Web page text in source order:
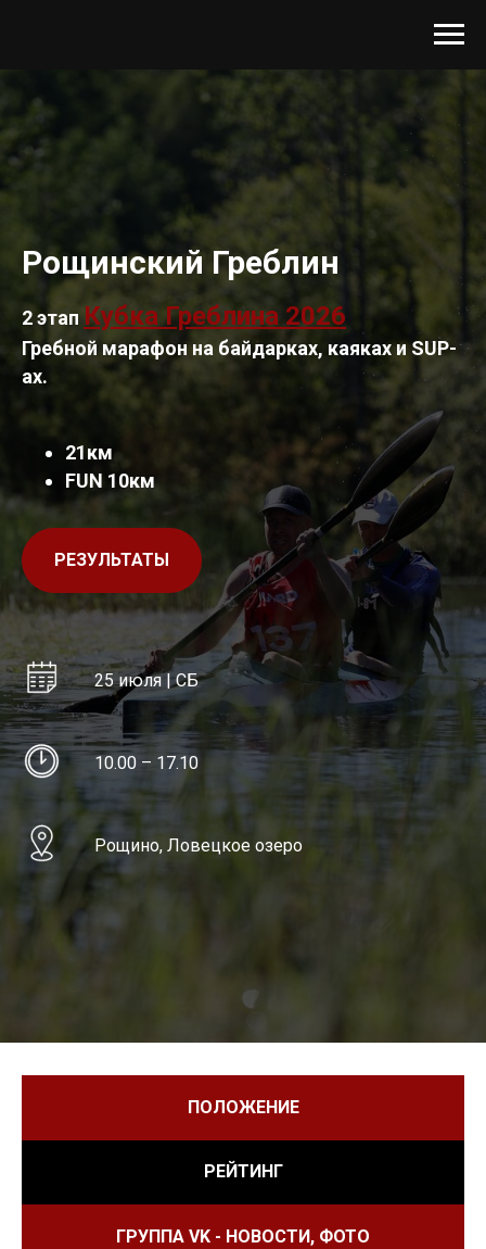
Рощинский Греблин
2 этап Кубка Греблина 2026
Гребной марафон на байдарках, каяках и SUP-
ах.
21км
FUN 10км
РЕЗУЛЬТАТЫ
25 июля | СБ
10.00 – 17.10
Рощино, Ловецкое озеро
ПОЛОЖЕНИЕ
РЕЙТИНГ
ГРУППА VK - НОВОСТИ, ФОТО